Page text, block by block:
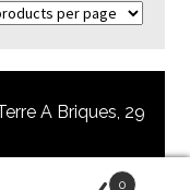
A Briques, 29
0